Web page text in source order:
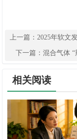
上一篇： 2025年软文
解锁高效传播密码
下一篇： 混合气体
相关阅读